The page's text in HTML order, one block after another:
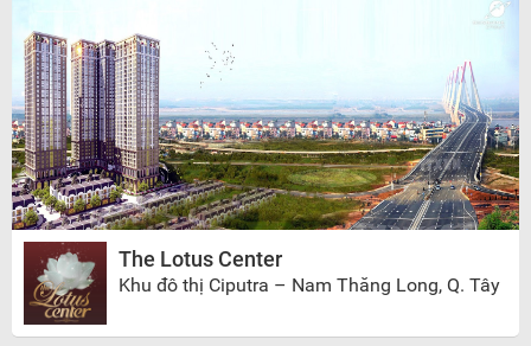
The Lotus Center
Khu đô thị Ciputra – Nam Thăng Long, Q. Tây